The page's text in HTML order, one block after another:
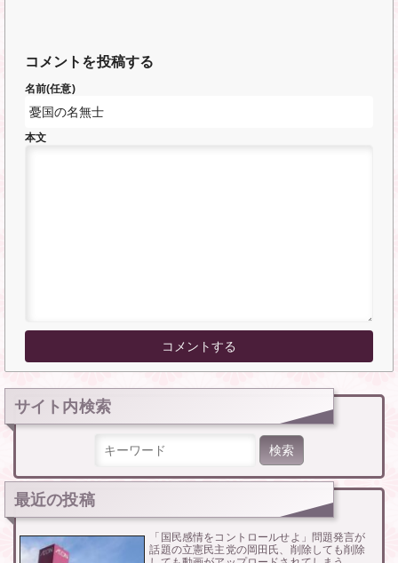
コメントを投稿する
名前(任意)
本文
サイト内検索
最近の投稿
「国民感情をコントロールせよ」問題発言が
話題の立憲民主党の岡田氏、削除しても削除